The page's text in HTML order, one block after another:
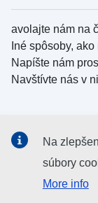
avolajte nám na
Iné spôsoby, ako
Napíšte nám
Navštívte nás v
Kanály EÚ na
Na
súbory
More info